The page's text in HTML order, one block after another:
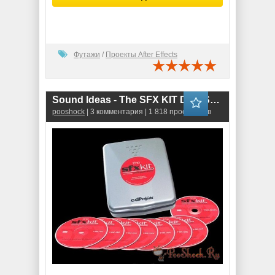
Футажи / Проекты After Effects
Sound Ideas - The SFX KIT Disk Sound Effects Library (WAV)
pooshock | 3 комментария | 1 818 просмотров